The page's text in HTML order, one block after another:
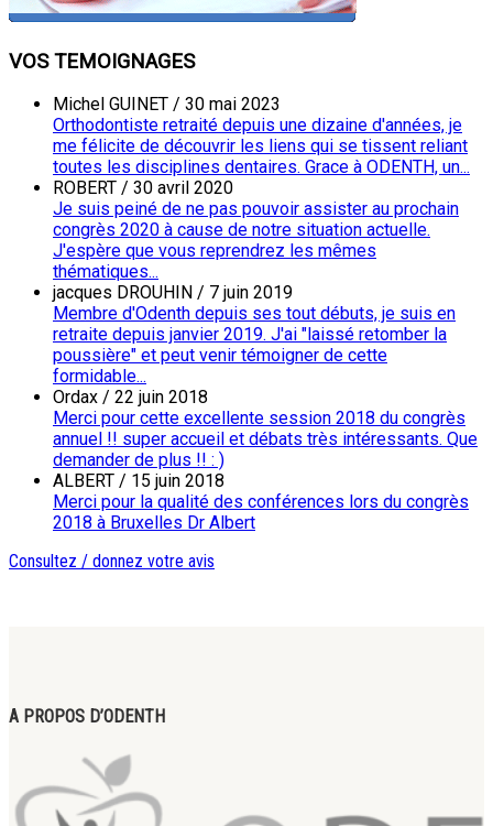
VOS TEMOIGNAGES
Michel GUINET / 30 mai 2023
Orthodontiste retraité depuis une dizaine d'années, je
me félicite de découvrir les liens qui se tissent reliant
toutes les disciplines dentaires. Grace à ODENTH, un...
ROBERT / 30 avril 2020
Je suis peiné de ne pas pouvoir assister au prochain
congrès 2020 à cause de notre situation actuelle.
J'espère que vous reprendrez les mêmes
thématiques...
jacques DROUHIN / 7 juin 2019
Membre d'Odenth depuis ses tout débuts, je suis en
retraite depuis janvier 2019. J'ai "laissé retomber la
poussière" et peut venir témoigner de cette
formidable...
Ordax / 22 juin 2018
Merci pour cette excellente session 2018 du congrès
annuel !! super accueil et débats très intéressants. Que
demander de plus !! : )
ALBERT / 15 juin 2018
Merci pour la qualité des conférences lors du congrès
2018 à Bruxelles Dr Albert
Consultez / donnez votre avis
A PROPOS D’ODENTH